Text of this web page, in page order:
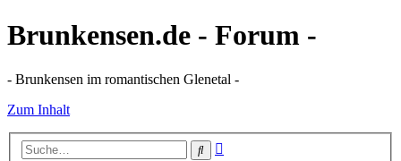
Brunkensen.de - Forum -
- Brunkensen im romantischen Glenetal -
Zum Inhalt
Suche